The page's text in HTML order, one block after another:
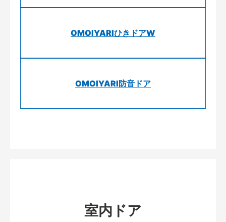
OMOIYARIひきドアW
OMOIYARI防音ドア
室内ドア